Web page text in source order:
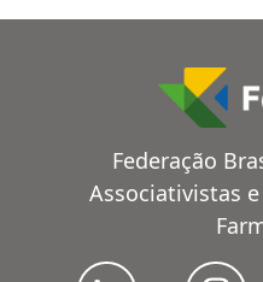
Federação
Associativistas